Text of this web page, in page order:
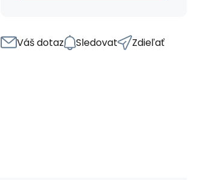
Váš dotaz Sledovat Zdieľať